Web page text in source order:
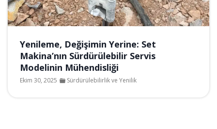
Yenileme, Değişimin Yerine: Set
Makina’nın Sürdürülebilir Servis
Modelinin Mühendisliği
Ekim 30, 2025 Sürdürülebilirlik ve Yenilik